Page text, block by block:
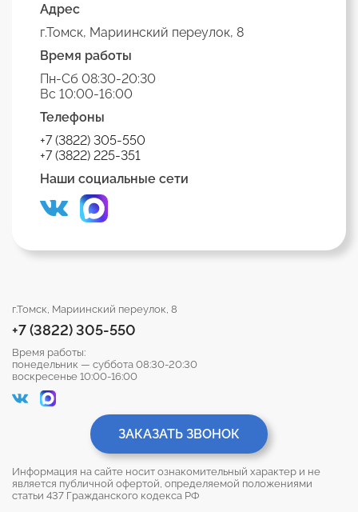
Адрес
г.Томск, Мариинский переулок, 8
Время работы
Пн-Сб 08:30-20:30
Вс 10:00-16:00
Телефоны
+7 (3822) 305-550
+7 (3822) 225-351
Наши социальные сети
г.Томск, Мариинский переулок, 8
+7 (3822) 305-550
Время работы:
понедельник — суббота 08:30-20:30
воскресенье 10:00-16:00
ЗАКАЗАТЬ ЗВОНОК
Информация на сайте носит ознакомительный характер и не
является публичной офертой, определяемой положениями
статьи 437 Гражданского кодекса РФ